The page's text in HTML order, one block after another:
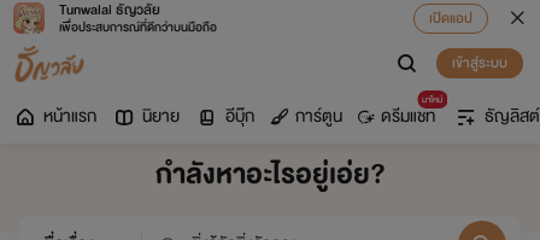
Tunwalai ธัญวลัย
เพื่อประสบการณ์ที่ดีกว่าบนมือถือ
เปิดแอป
เข้าสู่ระบบ
หน้าแรก นิยาย อีบุ๊ก การ์ตูน
มาใหม่
ดรีมแชท ธัญลิสต์
กำลังหาอะไรอยู่เอ่ย?